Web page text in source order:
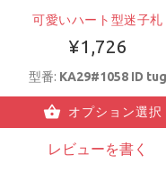
可愛いハート型迷子札
¥1,726
型番: KA29#1058 ID tug
オプション選択
レビューを書く